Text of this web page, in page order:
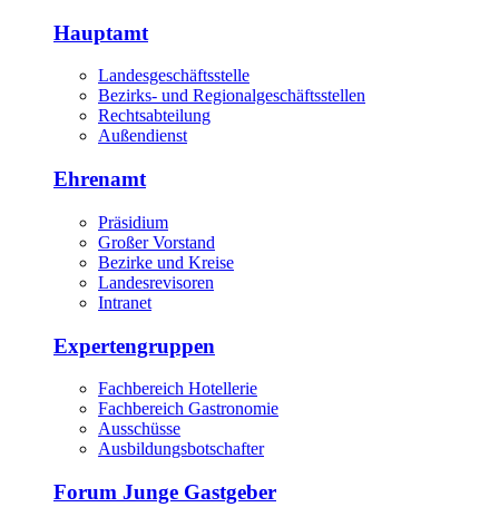
Hauptamt
Landesgeschäftsstelle
Bezirks- und Regionalgeschäftsstellen
Rechtsabteilung
Außendienst
Ehrenamt
Präsidium
Großer Vorstand
Bezirke und Kreise
Landesrevisoren
Intranet
Expertengruppen
Fachbereich Hotellerie
Fachbereich Gastronomie
Ausschüsse
Ausbildungsbotschafter
Forum Junge Gastgeber